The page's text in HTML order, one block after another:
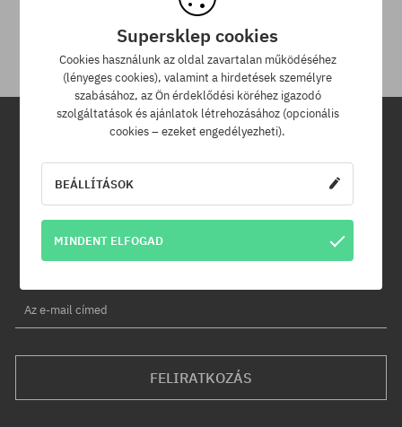
A termék visszaküldésére a csomag kézhezvételétől számítva
30 napod van.
Hírlevél
Iratkozz fel hírlevelünkre és értesülj az elsők között új termékeinkről
és kedvezményeinkről!
Ráadásul kapsz egy -5% kedvezménykódot az egész
Az e-mail címed
FELIRATKOZÁS
Supersklep cookies
Cookies használunk az oldal zavartalan működéséhez
(lényeges cookies), valamint a hirdetések személyre
szabásához, az Ön érdeklődési köréhez igazodó
szolgáltatások és ajánlatok létrehozásához (opcionális
cookies – ezeket engedélyezheti).
BEÁLLÍTÁSOK
MINDENT ELFOGAD